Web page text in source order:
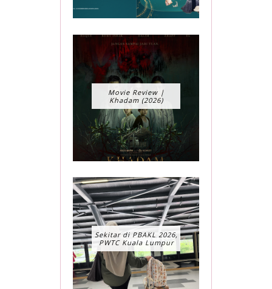
Movie Review |
Khadam (2026)
Sekitar di PBAKL 2026,
PWTC Kuala Lumpur